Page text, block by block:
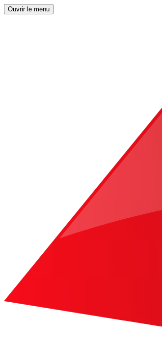
Ouvrir le menu